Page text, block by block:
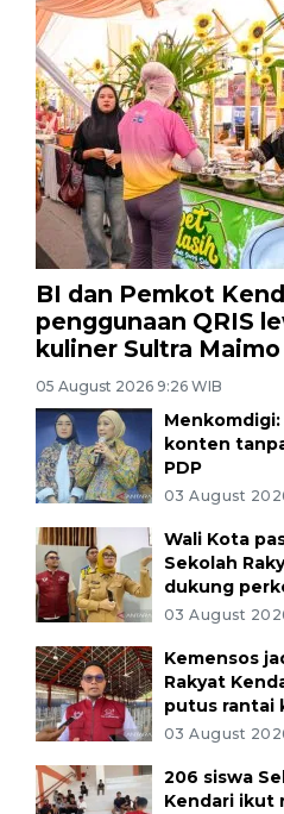
BI dan Pemkot
penggunaan QRIS
kuliner Sultra Maimo
05 August 2026 9:26 WIB
konten
PDP
03 August
Wali Kota
Sekolah
dukung
03 August
Kemensos
Rakyat
putus rantai
03 August
206 siswa
Kendari ikut